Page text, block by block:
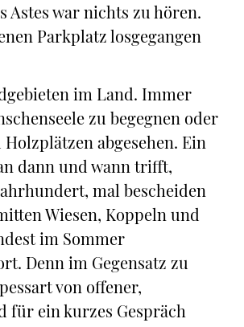
Astes war nichts zu hören.
Parkplatz losgegangen
im Land. Immer
zu begegnen oder
abgesehen. Ein
dann und wann trifft,
mal bescheiden
Wiesen, Koppeln und
im Sommer
Denn im Gegensatz zu
von offener,
für ein kurzes Gespräch